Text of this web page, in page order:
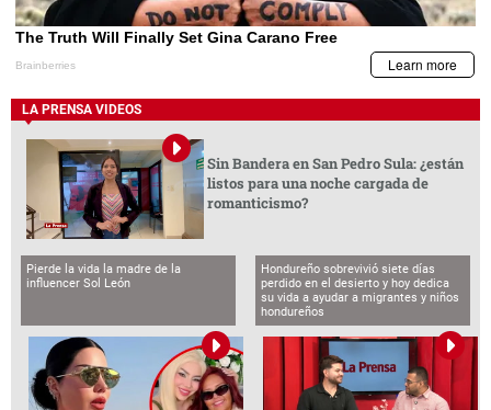
LA PRENSA VIDEOS
Sin Bandera en San Pedro Sula: ¿están
listos para una noche cargada de
romanticismo?
Pierde la vida la madre de la
influencer Sol León
Hondureño sobrevivió siete días
perdido en el desierto y hoy dedica
su vida a ayudar a migrantes y niños
hondureños